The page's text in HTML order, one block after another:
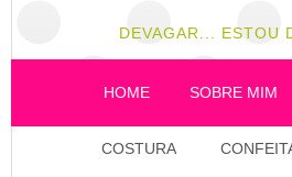
DEVAGAR... ESTOU
HOME SOBRE MIM
COSTURA